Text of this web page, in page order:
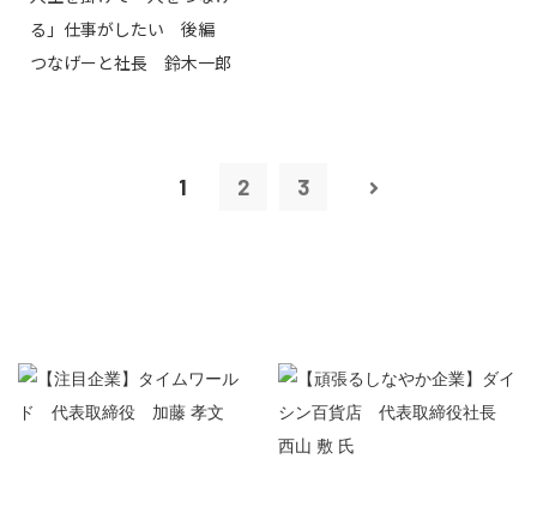
る」仕事がしたい 後編
つなげーと社長 鈴木一郎
1 2 3